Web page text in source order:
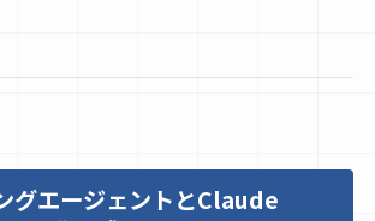
グエージェントとClaude